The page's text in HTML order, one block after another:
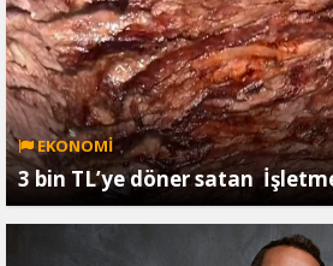
EKONOMİ
3 bin TL’ye döner satan